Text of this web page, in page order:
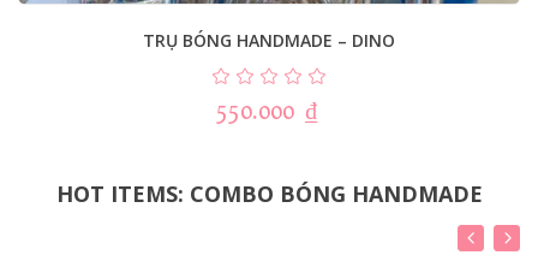
TRỤ BÓNG HANDMADE – DINO
550.000 ₫
HOT ITEMS: COMBO BÓNG HANDMADE